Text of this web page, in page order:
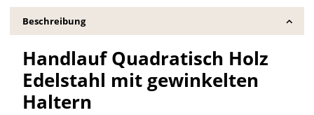
Beschreibung
Handlauf Quadratisch Holz
Edelstahl mit gewinkelten
Haltern